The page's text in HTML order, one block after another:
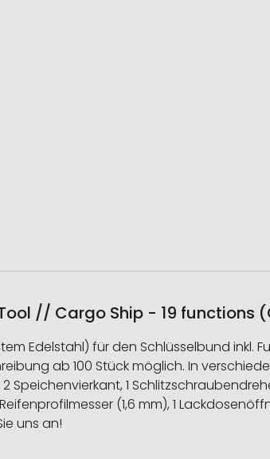
Tool // Cargo Ship - 19
Edelstahl) für den Schlüsselbund
ab 100 Stück möglich. In
Speichenvierkant, 1
Reifenprofilmesser (1,6 mm), 1
uns an!